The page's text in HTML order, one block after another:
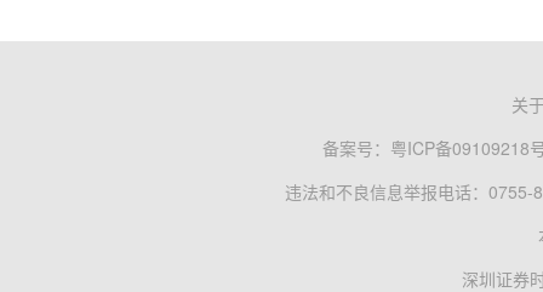
关
备案号： 粤ICP备09109218
违法和不良信息举报电话：0755-
深圳证券